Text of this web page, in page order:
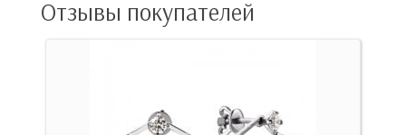
Отзывы покупателей